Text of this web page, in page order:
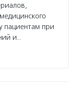
пациентам при
и…